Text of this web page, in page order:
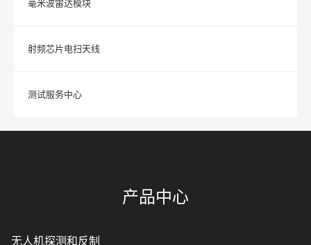
毫米波雷达模块
射频芯片电扫天线
测试服务中心
产品中心
无人机探测和反制